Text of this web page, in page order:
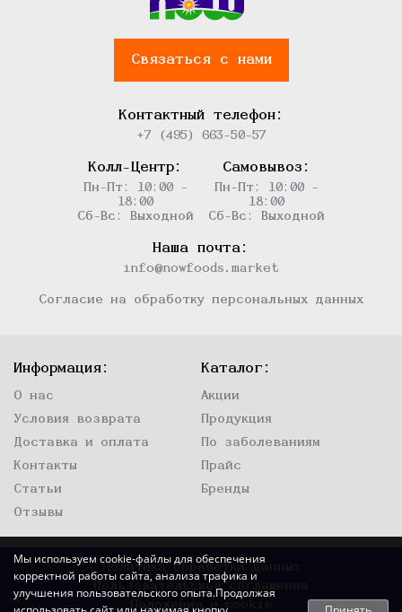
Связаться с нами
Контактный телефон:
+7 (495) 663-50-57
Колл-Центр:
Пн-Пт: 10:00 -
18:00
Сб-Вс: Выходной
Самовывоз:
Пн-Пт: 10:00 -
18:00
Сб-Вс: Выходной
Наша почта:
info@nowfoods.market
Согласие на обработку персональных данных
Информация:
О нас
Условия возврата
Доставка и оплата
Контакты
Статьи
Отзывы
Каталог:
Акции
Продукция
По заболеваниям
Прайс
Бренды
Политика обработки данных
Пользовательское соглашение
Мы используем cookie-файлы для обеспечения
корректной работы сайта, анализа трафика и
улучшения пользовательского опыта.Продолжая